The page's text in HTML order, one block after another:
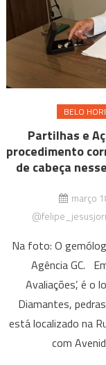
BELO
Partilhas e
procedimento
de cabeça
março
Na foto: O
Agência GC.
Avaliações’, é o
Diamantes,
está localizado na
com